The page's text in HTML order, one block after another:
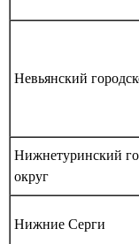
Невьянский
Нижнетуринский
округ
Нижние Серги